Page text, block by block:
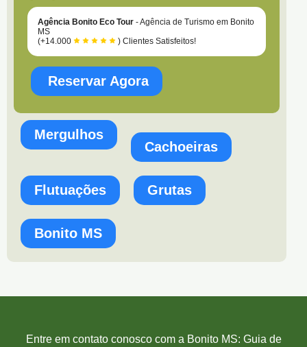
Agência Bonito Eco Tour - Agência de Turismo em Bonito
MS
(+14.000
) Clientes Satisfeitos!
Reservar Agora
Mergulhos
Cachoeiras
Flutuações Grutas
Bonito MS
Entre em contato conosco com a Bonito MS: Guia de